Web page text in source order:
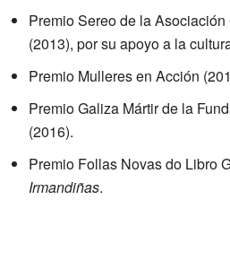
Premio Sereo de la
(2013), por su apoyo a la
Premio Mulleres en Acción
Premio Galiza Mártir de la
(2016).
Premio Follas Novas do Libro
Irmandiñas.